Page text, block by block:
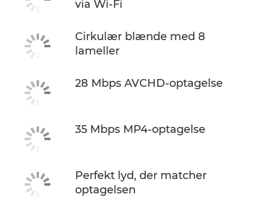
via Wi-Fi
Cirkulær blænde med 8
lameller
28 Mbps AVCHD-optagelse
35 Mbps MP4-optagelse
Perfekt lyd, der matcher
optagelsen